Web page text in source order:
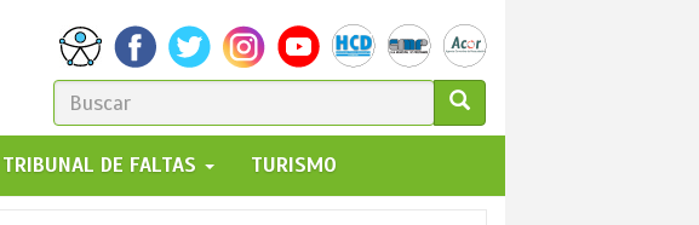
FORMULARIO
DE
BÚSQUEDA
GO!
TRIBUNAL DE FALTAS TURISMO